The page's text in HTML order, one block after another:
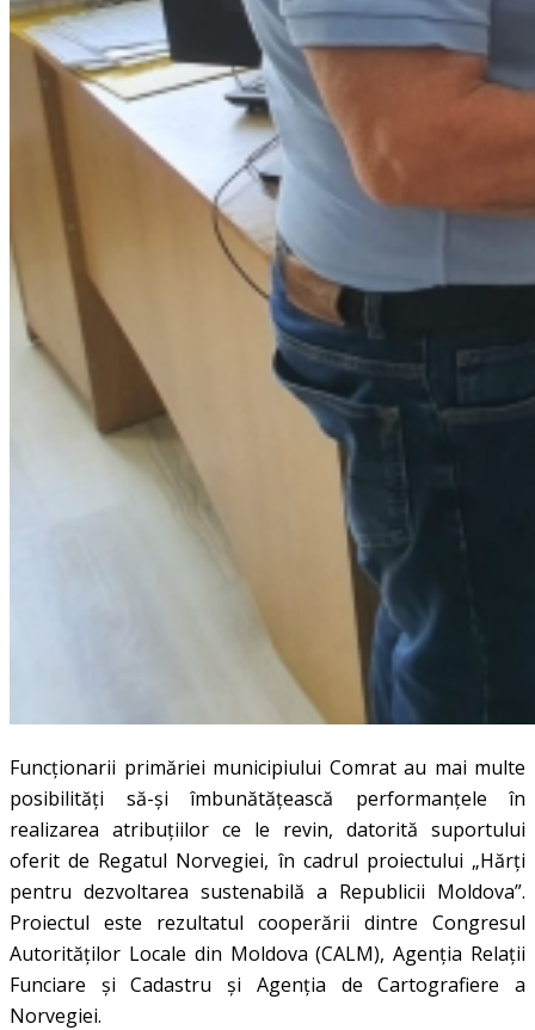
Funcționarii primăriei municipiului Comrat au mai multe
posibilități să-și îmbunătățească performanțele în
realizarea atribuțiilor ce le revin, datorită suportului
oferit de Regatul Norvegiei, în cadrul proiectului „Hărți
pentru dezvoltarea sustenabilă a Republicii Moldova”.
Proiectul este rezultatul cooperării dintre Congresul
Autorităților Locale din Moldova (CALM), Agenția Relații
Funciare și Cadastru și Agenția de Cartografiere a
Norvegiei.